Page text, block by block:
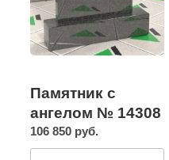
Памятник с
ангелом № 14308
106 850 руб.